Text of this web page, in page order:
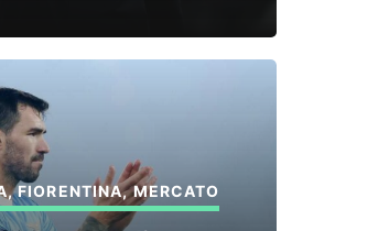
,FIORENTINA,MERCATO